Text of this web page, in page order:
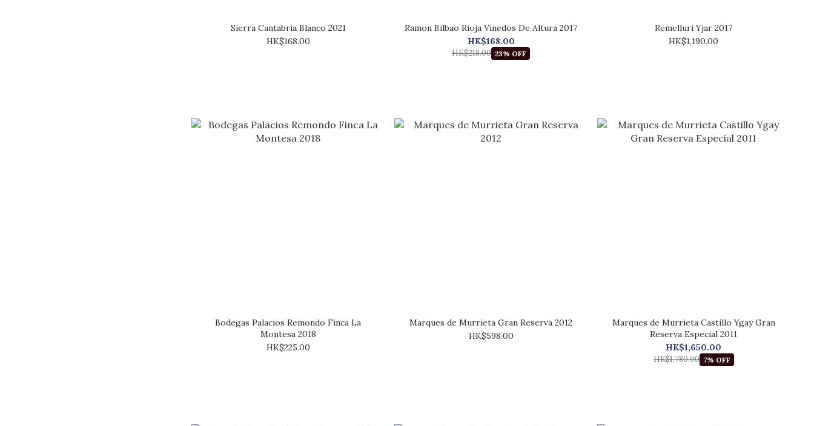
Sierra Cantabria Blanco 2021
HK$168.00
Ramon Bilbao Rioja Vinedos De Altura 2017
HK$168.00
HK$218.00 23% OFF
Remelluri Yjar 2017
HK$1,190.00
Bodegas Palacios Remondo Finca La
Montesa 2018
HK$225.00
Marques de Murrieta Gran Reserva 2012
HK$598.00
Marques de Murrieta Castillo Ygay Gran
Reserva Especial 2011
HK$1,650.00
HK$1,780.00 7% OFF